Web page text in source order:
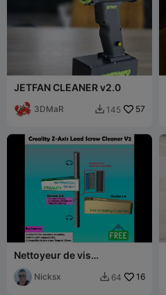
JETFAN CLEANER v2.0
3DMaR  145 57
Nettoyeur de vis
trapézoïdale de l'axe Z pour
séries Creality
Ender5/K1/K2 V2.0
Nicksx  64 16